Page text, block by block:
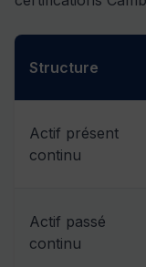
Structure
Actif présent
continu
Actif passé
continu